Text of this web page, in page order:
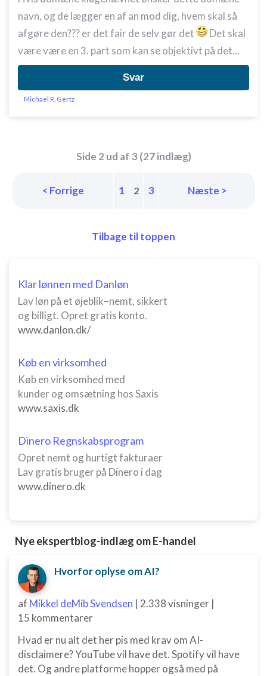
navn, og de lægger en af an mod dig, hvem skal så
afgøre den??? er det fair de selv gør det
Det skal
være være en 3. part som kan se objektivt på det...
Svar
Michael R. Gertz
Side 2 ud af 3 (27 indlæg)
< Forrige 1 2 3 Næste >
Tilbage til toppen
Klar lønnen med Danløn
Lav løn på et øjeblik–nemt, sikkert
og billigt. Opret gratis konto.
www.danlon.dk/
Køb en virksomhed
Køb en virksomhed med
kunder og omsætning hos Saxis
www.saxis.dk
Dinero Regnskabsprogram
Opret nemt og hurtigt fakturaer
Lav gratis bruger på Dinero i dag
www.dinero.dk
Nye ekspertblog-indlæg om E-handel
Hvorfor oplyse om AI?
af Mikkel deMib Svendsen | 2.338 visninger |
15 kommentarer
Hvad er nu alt det her pis med krav om AI-
disclaimere? YouTube vil have det. Spotify vil have
det. Og andre platforme hopper også med på